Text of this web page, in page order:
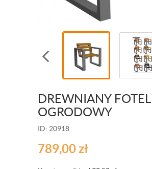
DREWNIANY FOTEL
OGRODOWY
ID: 20918
789,00zł